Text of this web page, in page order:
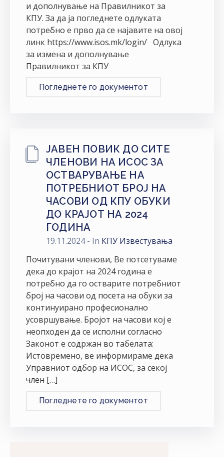
и дополнување на Правилникот за
КПУ. За да ја погледнете одлуката
потребно е прво да се најавите на овој
линк https://www.isos.mk/login/ Одлука
за измена и дополнување
Правилникот за КПУ
Погледнете го документот
ЈАВЕН ПОВИК ДО СИТЕ
ЧЛЕНОВИ НА ИСОС ЗА
ОСТВАРУВАЊЕ НА
ПОТРЕБНИОТ БРОЈ НА
ЧАСОВИ ОД КПУ ОБУКИ
ДО КРАЈОТ НА 2024
ГОДИНА
19.11.2024- In КПУ Известувања
Почитувани членови, Ве потсетуваме
дека до крајот на 2024 година е
потребно да го остварите потребниот
број на часови од посета на обуки за
континуирано професионално
усовршување. Бројот на часови кој е
неопходен да се исполни согласно
Законот е содржан во табелата:
Истовремено, ве информираме дека
Управниот одбор на ИСОС, за секој
член […]
Погледнете го документот